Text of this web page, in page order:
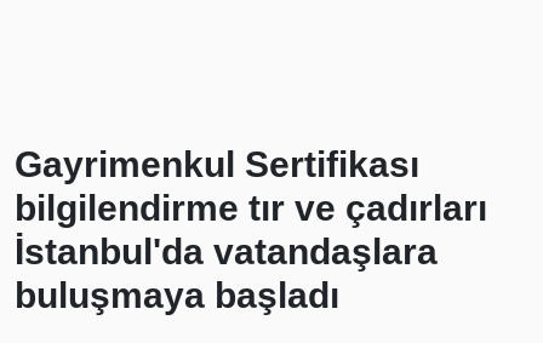
Gayrimenkul Sertifikası
bilgilendirme tır ve çadırları
İstanbul'da vatandaşlara
buluşmaya başladı